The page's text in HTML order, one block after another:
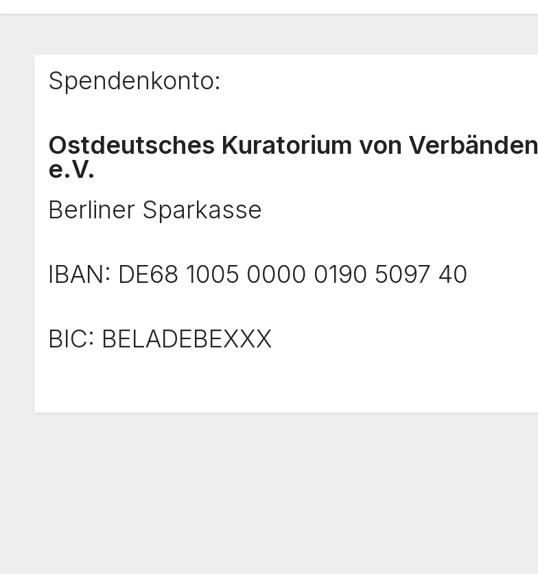
Spendenkonto:
Ostdeutsches Kuratorium von Verbänden
e.V.
Berliner Sparkasse
IBAN: DE68 1005 0000 0190 5097 40
BIC: BELADEBEXXX